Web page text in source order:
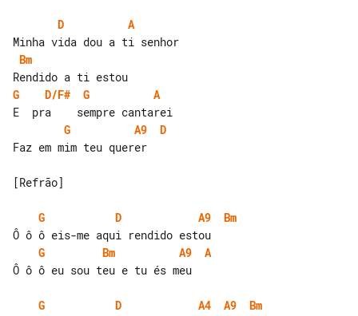
D
A
Bm
G
D/F# G
A
G
A9
D
Faz em mim teu querer
[Refrão]
G D A9
Bm
G
Bm A9
A
Ô ô ô eu sou teu e tu és meu
G D A4 A9
Bm